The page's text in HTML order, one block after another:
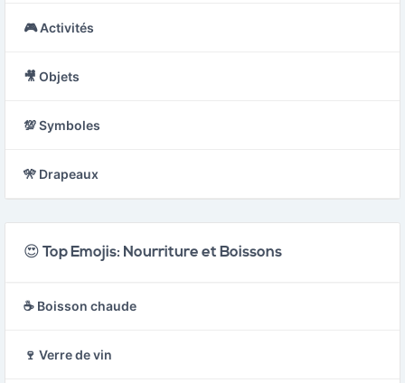
🎮 Activités
🎥 Objets
💯 Symboles
🎌 Drapeaux
😍 Top Emojis: Nourriture et Boissons
☕ Boisson chaude
🍷 Verre de vin